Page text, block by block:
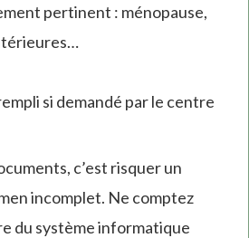
pertinent : ménopause,
si demandé par le centre
c’est risquer un
incomplet. Ne comptez
du système informatique